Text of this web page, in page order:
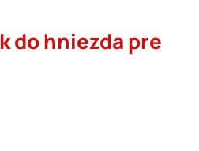
do hniezda pre